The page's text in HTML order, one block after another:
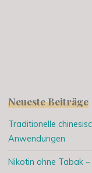
Neueste Beiträge
Traditionelle
Anwendungen
Nikotin ohne Tabak